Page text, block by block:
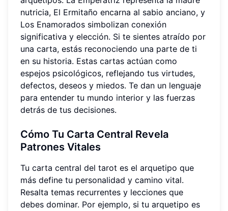
nutricia, El Ermitaño encarna al sabio anciano, y
Los Enamorados simbolizan conexión
significativa y elección. Si te sientes atraído por
una carta, estás reconociendo una parte de ti
en su historia. Estas cartas actúan como
espejos psicológicos, reflejando tus virtudes,
defectos, deseos y miedos. Te dan un lenguaje
para entender tu mundo interior y las fuerzas
detrás de tus decisiones.
Cómo Tu Carta Central Revela
Patrones Vitales
Tu carta central del tarot es el arquetipo que
más define tu personalidad y camino vital.
Resalta temas recurrentes y lecciones que
debes dominar. Por ejemplo, si tu arquetipo es